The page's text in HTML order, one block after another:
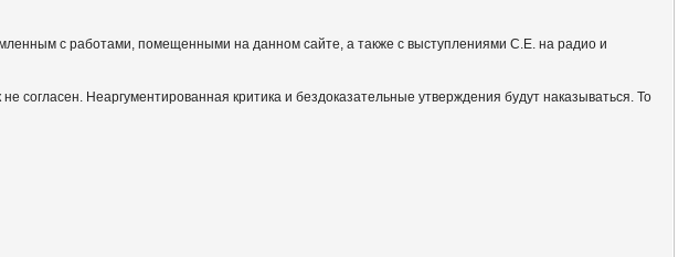
с работами, помещенными на данном сайте, а также с выступлениями С.Е. на радио и
согласен. Неаргументированная критика и бездоказательные утверждения будут наказываться. То